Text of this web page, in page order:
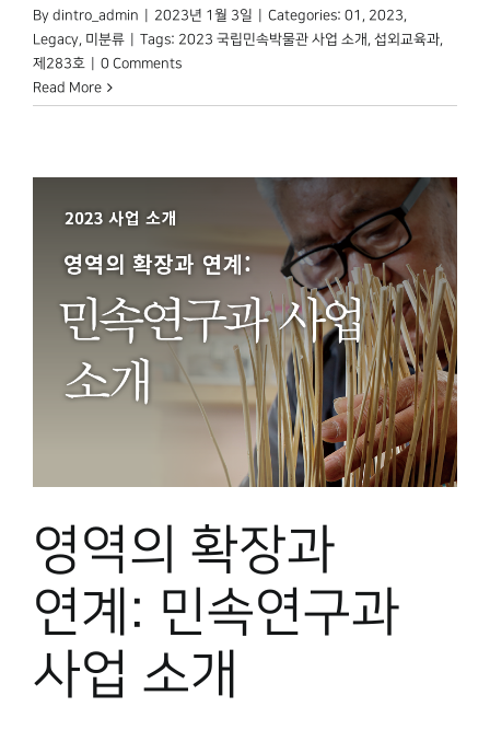
By dintro_admin 2023년 1월 3일 Categories: 01 , 2023,
Legacy, 미분류 Tags: 2023 국립민속박물관 사업 소개 , 섭외교육과,
제283호
0 Comments
Read More
영역의 확장과
연계: 민속연구과
사업 소개